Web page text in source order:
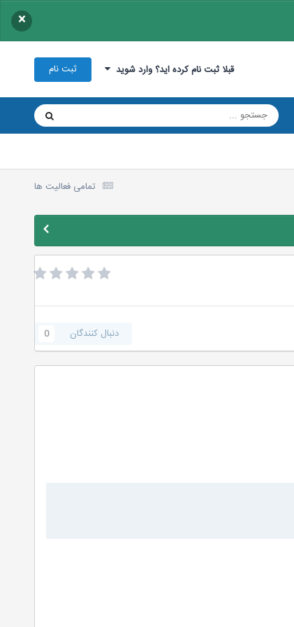
×
قبلا ثبت نام کرده اید؟ وارد شوید ثبت نام
تمامی فعالیت ها
دنبال کنندگان 0